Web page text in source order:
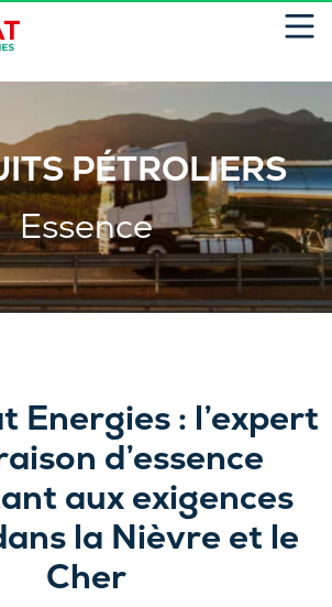
PÉTROLIERS
Essence
Energies : l’expert
d’essence
aux exigences
la Nièvre et le
Cher